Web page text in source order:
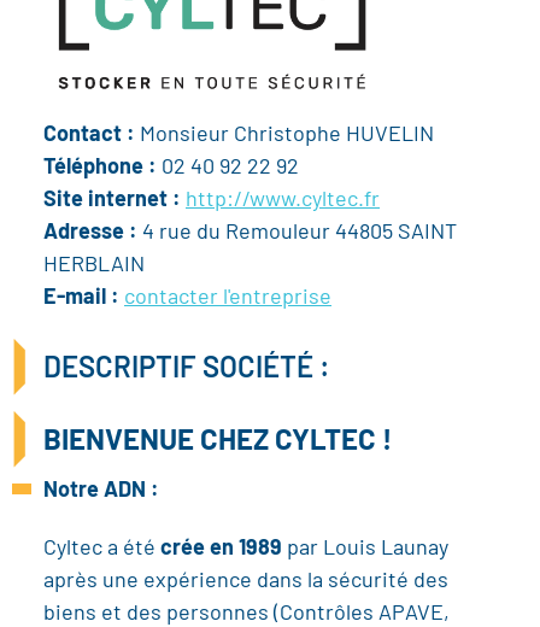
Contact : Monsieur Christophe HUVELIN
Téléphone : 02 40 92 22 92
Site internet : http://www.cyltec.fr
Adresse : 4 rue du Remouleur 44805 SAINT
HERBLAIN
E-mail : contacter l'entreprise
DESCRIPTIF SOCIÉTÉ :
BIENVENUE CHEZ CYLTEC !
Notre ADN :
Cyltec a été crée en 1989 par Louis Launay
après une expérience dans la sécurité des
biens et des personnes (Contrôles APAVE,